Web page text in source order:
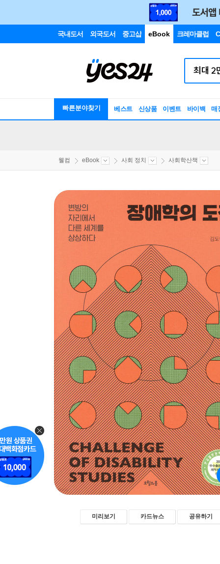
국내도서 외국도서 중고샵 eBook 크레마클럽
빠른분야찾기 베스트 신상품 이벤트 바이백 매
웰컴 eBook 사회 정치 사회학산책
미리보기 카드뉴스 공유하기